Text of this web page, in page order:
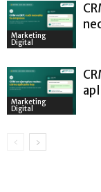
Marketing
Digital
Marketing
Digital